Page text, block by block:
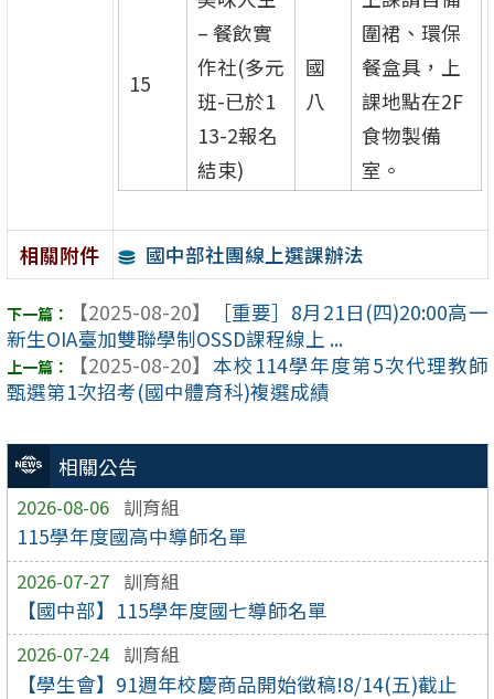
相關公告
2026-08-06 訓育組
115學年度國高中導師名單
2026-07-27 訓育組
【國中部】115學年度國七導師名單
2026-07-24 訓育組
【學生會】91週年校慶商品開始徵稿!8/14(五)截止
15
– 餐飲實
作社(多元
班-已於1
13-2報名
結束)
國
八
圍裙、環保
餐盒具，上
課地點在2F
食物製備
室。
相關附件 國中部社團線上選課辦法
【2025-08-20】
［重要］8月21日(四)20:00高一
新生OIA臺加雙聯學制OSSD課程線上 ...
【2025-08-20】 本校114學年度第5次代理教師
甄選第1次招考(國中體育科)複選成績